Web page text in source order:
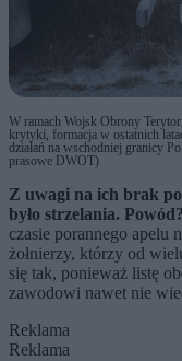
W ramach Wojsk Obrony
krytyki, formacja w ostatnich
działań na wschodniej granicy
prasowe DWOT)
Z uwagi na ich brak
było strzelania.
czasie porannego apelu
żołnierzy, którzy od
się tak, ponieważ listę
zawodowi nawet nie
Reklama
Reklama